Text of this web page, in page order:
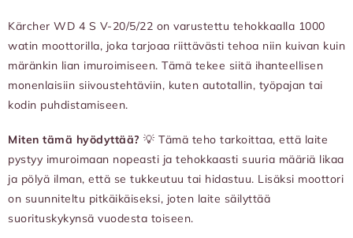
Kärcher WD 4 S V-20/5/22 on varustettu tehokkaalla 1000
watin moottorilla, joka tarjoaa riittävästi tehoa niin kuivan kuin
märänkin lian imuroimiseen. Tämä tekee siitä ihanteellisen
monenlaisiin siivoustehtäviin, kuten autotallin, työpajan tai
kodin puhdistamiseen.
Miten tämä hyödyttää? 💡 Tämä teho tarkoittaa, että laite
pystyy imuroimaan nopeasti ja tehokkaasti suuria määriä likaa
ja pölyä ilman, että se tukkeutuu tai hidastuu. Lisäksi moottori
on suunniteltu pitkäikäiseksi, joten laite säilyttää
suorituskykynsä vuodesta toiseen.